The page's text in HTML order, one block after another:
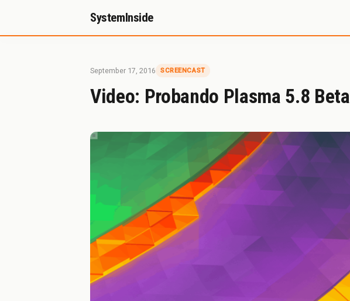
SystemInside
September 17, 2016 SCREENCAST
Video: Probando Plasma 5.8 Beta